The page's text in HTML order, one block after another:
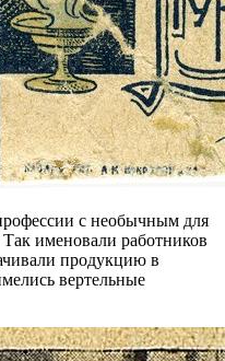
с необычным для
именовали работников
продукцию в
вертельные